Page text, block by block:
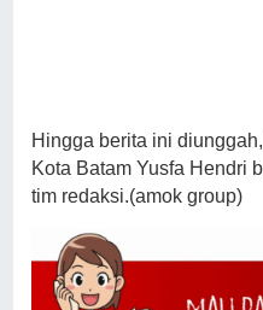
Hingga berita ini
Kota Batam Yusfa Hendri
tim redaksi.(amok group)